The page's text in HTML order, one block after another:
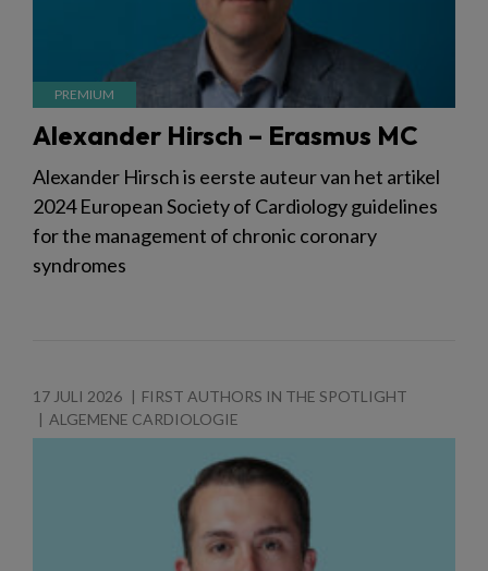
Alexander Hirsch – Erasmus MC
Alexander Hirsch is eerste auteur van het artikel
2024 European Society of Cardiology guidelines
for the management of chronic coronary
syndromes
17 JULI 2026
FIRST AUTHORS IN THE SPOTLIGHT
ALGEMENE CARDIOLOGIE